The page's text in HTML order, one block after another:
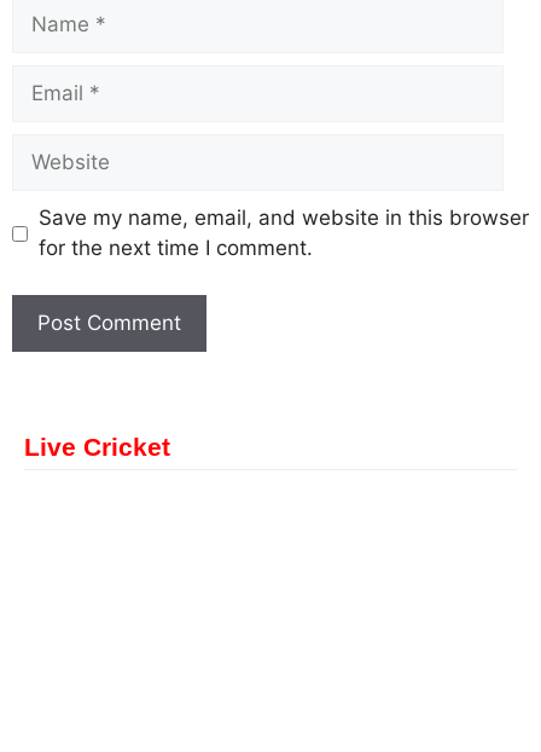
Save my name, email, and website in this browser
for the next time I comment.
Live Cricket